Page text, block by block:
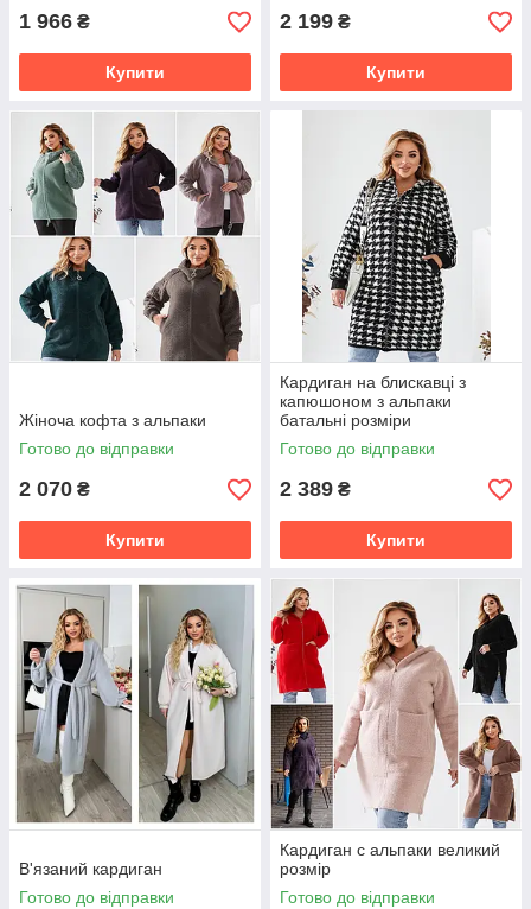
1 966 ₴
Купити
2 199 ₴
Купити
Жіноча кофта з альпаки
Готово до відправки
2 070 ₴
Купити
Кардиган на блискавці з
капюшоном з альпаки
батальні розміри
Готово до відправки
2 389 ₴
Купити
В'язаний кардиган
Готово до відправки
Кардиган с альпаки великий
розмір
Готово до відправки